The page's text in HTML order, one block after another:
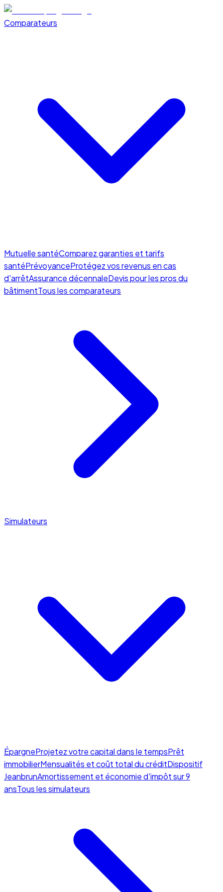
Comparateurs
Mutuelle santéComparez garanties et tarifs
santéPrévoyanceProtégez vos revenus en cas
d'arrêtAssurance décennaleDevis pour les pros du
bâtimentTous les comparateurs
Simulateurs
ÉpargneProjetez votre capital dans le tempsPrêt
immobilierMensualités et coût total du créditDispositif
JeanbrunAmortissement et économie d'impôt sur 9
ansTous les simulateurs